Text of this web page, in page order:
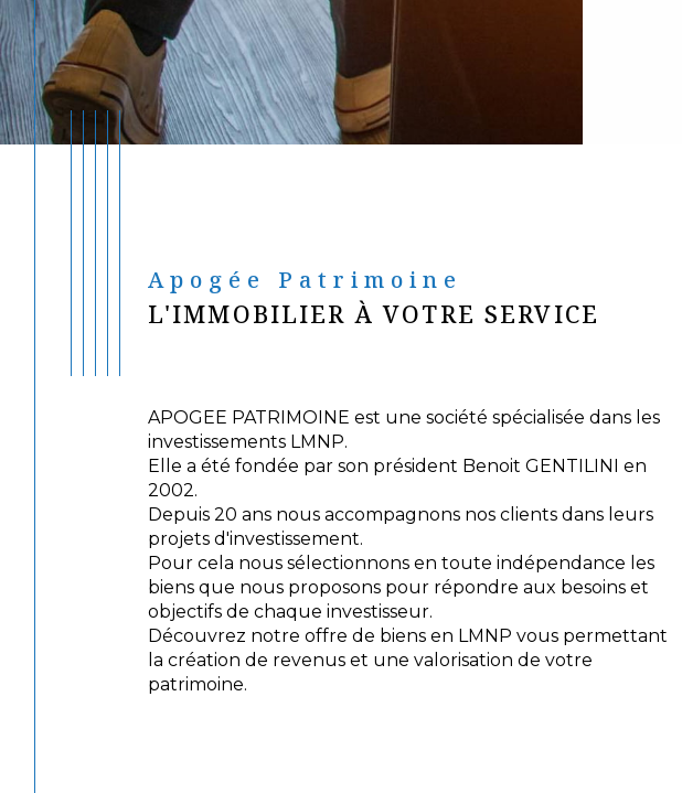
Apogée Patrimoine
L'IMMOBILIER À VOTRE SERVICE
APOGEE PATRIMOINE est une société spécialisée dans les
investissements LMNP.
Elle a été fondée par son président Benoit GENTILINI en
2002.
Depuis 20 ans nous accompagnons nos clients dans leurs
projets d'investissement.
Pour cela nous sélectionnons en toute indépendance les
biens que nous proposons pour répondre aux besoins et
objectifs de chaque investisseur.
Découvrez notre offre de biens en LMNP vous permettant
la création de revenus et une valorisation de votre
patrimoine.